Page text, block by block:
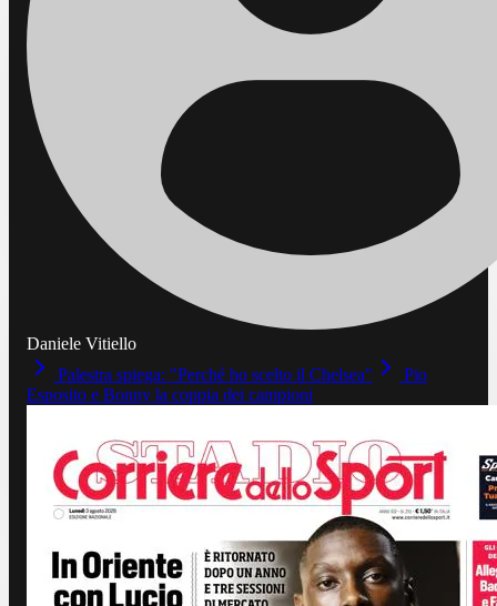
Daniele Vitiello
Palestra spiega: "Perché ho scelto il Chelsea"
Pio
Esposito e Bonny la coppia dei campioni